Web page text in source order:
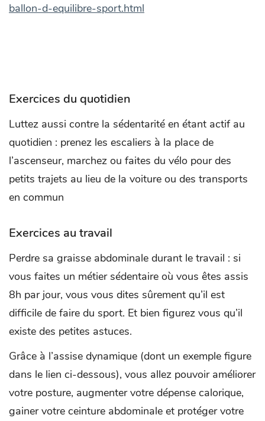
ballon-d-equilibre-sport.html
Exercices du quotidien
Luttez aussi contre la sédentarité en étant actif au
quotidien : prenez les escaliers à la place de
l’ascenseur, marchez ou faites du vélo pour des
petits trajets au lieu de la voiture ou des transports
en commun
Exercices au travail
Perdre sa graisse abdominale durant le travail : si
vous faites un métier sédentaire où vous êtes assis
8h par jour, vous vous dites sûrement qu’il est
difficile de faire du sport. Et bien figurez vous qu’il
existe des petites astuces.
Grâce à l’assise dynamique (dont un exemple figure
dans le lien ci-dessous), vous allez pouvoir améliorer
votre posture, augmenter votre dépense calorique,
gainer votre ceinture abdominale et protéger votre